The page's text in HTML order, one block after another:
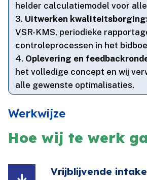
helder calculatiemodel voor
Uitwerken
VSR-KMS, periodieke
controleprocessen in het
Oplevering en
het volledige concept en wij
alle gewenste optimalisaties.​
Werkwijze
Hoe wij te werk
Vrijblijvende intake